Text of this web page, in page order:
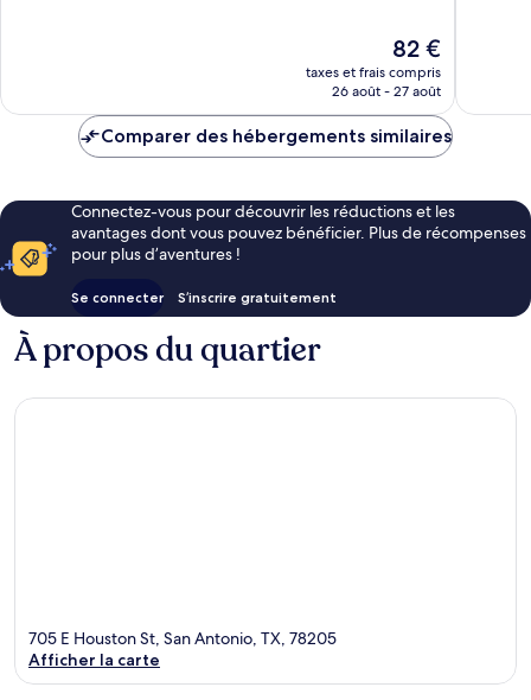
Le
nouveau
prix
de
82 €
taxes et frais compris
26 août - 27 août
Comparer des hébergements similaires
Connectez-vous pour découvrir les réductions et les
avantages dont vous pouvez bénéficier. Plus de récompenses
pour plus d’aventures !
Se connecter S’inscrire gratuitement
À propos du quartier
705 E Houston St, San Antonio, TX, 78205
Afficher la carte